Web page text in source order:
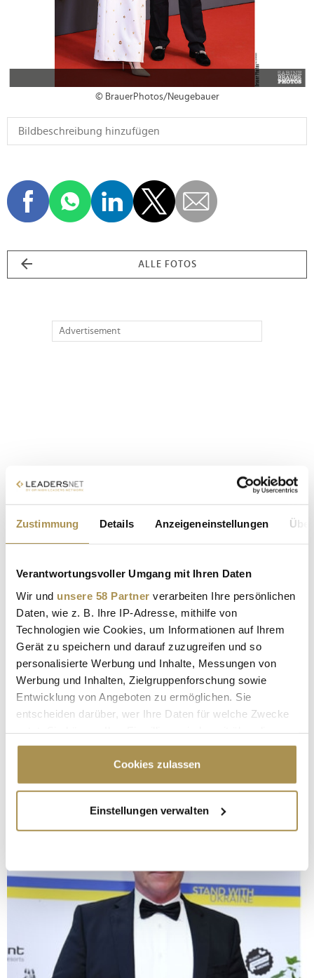
Zustimmung Details Anzeigeneinstellungen
Verantwortungsvoller Umgang mit Ihren Daten
Wir und unsere 58 Partner verarbeiten Ihre persönlichen
Daten, wie z. B. Ihre IP-Adresse, mithilfe von
Technologien wie Cookies, um Informationen auf Ihrem
Gerät zu speichern und darauf zuzugreifen und so
personalisierte Werbung und Inhalte, Messungen von
Werbung und Inhalten, Zielgruppenforschung sowie
Entwicklung von Angeboten zu ermöglichen. Sie
entscheiden darüber, wer Ihre Daten für welche Zwecke
Cookie-Erklärung oder durch Klicken auf das Privacy
Trigger Symbol ändern oder widerrufen
Informationen über Ihre geografische Lage
erfassen, welche bis auf einige Meter genau sein
bestimmten Merkmalen (Fingerprinting) identifizieren
Erfahren Sie mehr darüber, wie Ihre persönlichen Daten
verarbeitet werden, und legen Sie Ihre Präferenzen im
Abschnitt Einzelheiten
Wir verwenden Cookies, um Inhalte und Anzeigen zu
Cookies zulassen
Einstellungen verwalten
© BrauerPhotos/Neugebauer
ALLE FOTOS
Advertisement